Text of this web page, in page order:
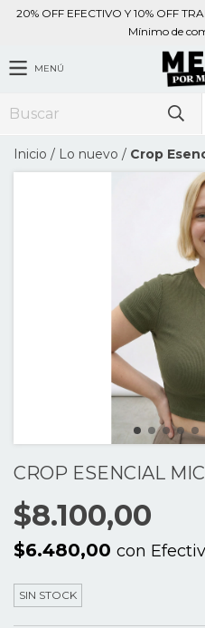
20% OFF EFECTIVO Y 10% OFF
Mínimo de
MENÚ
Inicio / Lo nuevo / Crop
CROP ESENCIAL
$8.100,00
$6.480,00 con
SIN STOCK